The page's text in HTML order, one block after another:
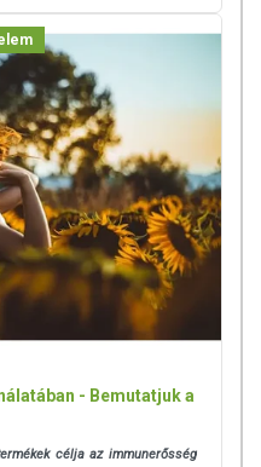
- Bemutatjuk a
célja az immunerősség